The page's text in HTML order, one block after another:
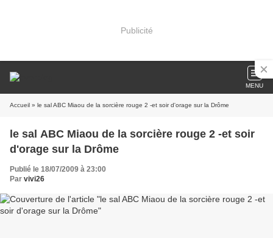
Publicité
MENU
Accueil » le sal ABC Miaou de la sorcière rouge 2 -et soir d'orage sur la Drôme
le sal ABC Miaou de la sorcière rouge 2 -et soir
d'orage sur la Drôme
Publié le 18/07/2009 à 23:00
Par vivi26